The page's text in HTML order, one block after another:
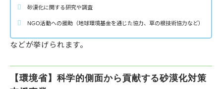
砂漠化に関する研究や調査
NGO活動への援助（地球環境基金を通じた協力、草の根技術協力など）
などが挙げられます。
【環境省】科学的側面から貢献する砂漠化対策